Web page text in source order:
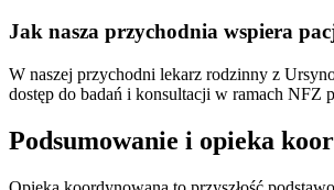
Jak nasza przychodnia wspiera
W naszej przychodni lekarz rodzinny z
dostęp do badań i konsultacji w ramach NFZ
Podsumowanie i opieka